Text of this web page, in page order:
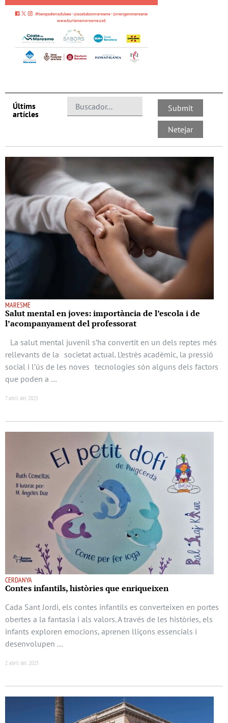
Últims
artícles
MARESME
Salut mental en joves: importància de l’escola i de
l’acompanyament del professorat
La salut mental juvenil s’ha convertit en un dels reptes més
rellevants de la societat actual. L’estrès acadèmic, la pressió
social i l’ús de les noves tecnologies són alguns dels factors
que poden a …
7 abril del 2025
CERDANYA
Contes infantils, històries que enriqueixen
Cada Sant Jordi, els contes infantils es converteixen en portes
obertes a la fantasia i als valors. A través de les històries, els
infants exploren emocions, aprenen lliçons essencials i
desenvolupen …
2 abril del 2025